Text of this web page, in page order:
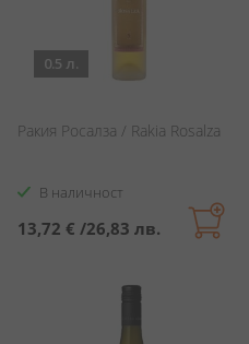
0.5 л.
Ракия Росалза / Rakia Rosalza
В наличност
13,72 € /26,83 лв.